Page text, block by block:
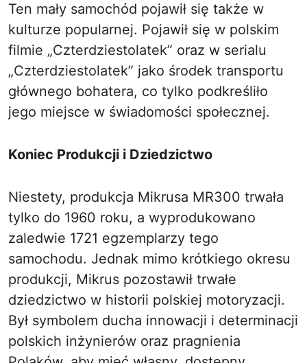
Ten mały samochód pojawił się także w
kulturze popularnej. Pojawił się w polskim
filmie „Czterdziestolatek” oraz w serialu
„Czterdziestolatek” jako środek transportu
głównego bohatera, co tylko podkreśliło
jego miejsce w świadomości społecznej.
Koniec Produkcji i Dziedzictwo
Niestety, produkcja Mikrusa MR300 trwała
tylko do 1960 roku, a wyprodukowano
zaledwie 1721 egzemplarzy tego
samochodu. Jednak mimo krótkiego okresu
produkcji, Mikrus pozostawił trwałe
dziedzictwo w historii polskiej motoryzacji.
Był symbolem ducha innowacji i determinacji
polskich inżynierów oraz pragnienia